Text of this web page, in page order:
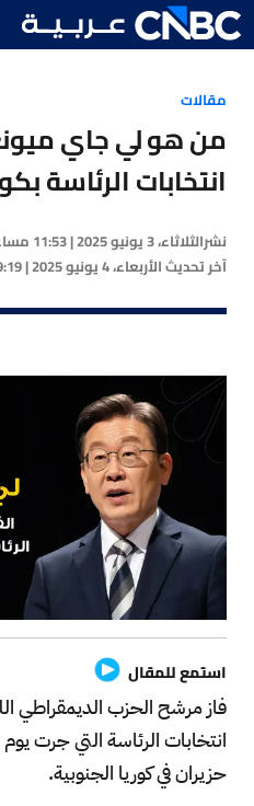
مقالات
من هو لي جاي
انتخابات الرئاسة
نشرالثلاثاء، 3 يونيو 2025 | 11:53 مساءً
آخر تحديثالأربعاء، 4 يونيو 2025 | 9:19 صباحًا
استمع للمقال
فاز مرشح الحزب الديمقراطي
انتخابات الرئاسة التي جرت يوم
حزيران في كوريا الجنوبية.